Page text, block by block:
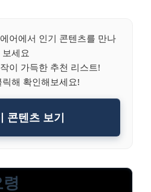
어에서 인기 콘텐츠를 만나
보세요
이 가득한 추천 리스트!
해 확인해보세요!
콘텐츠 보기